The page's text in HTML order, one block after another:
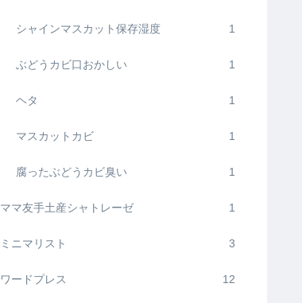
シャインマスカット保存湿度 1
ぶどうカビ口おかしい 1
ヘタ 1
マスカットカビ 1
腐ったぶどうカビ臭い 1
ママ友手土産シャトレーゼ 1
ミニマリスト 3
ワードプレス 12